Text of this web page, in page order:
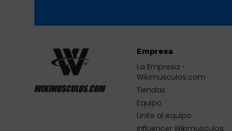
Empresa
La Empresa -
Wikimusculos.com
Tiendas
Equipo
Unite al equipo
Influencer Wikimusculos